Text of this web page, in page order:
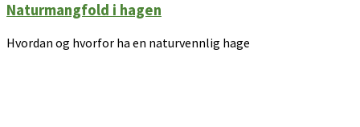
Naturmangfold i hagen
Hvordan og hvorfor ha en naturvennlig hage